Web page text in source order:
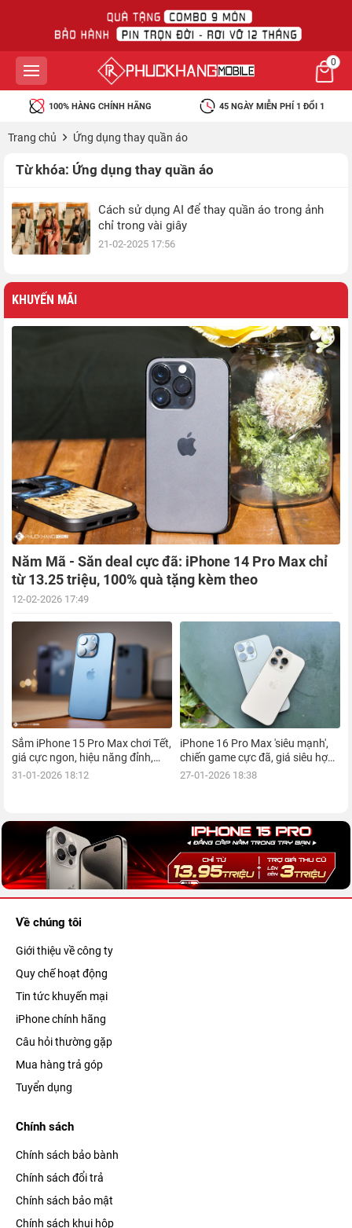
0
100% HÀNG CHÍNH HÃNG 45 NGÀY MIỄN PHÍ 1 ĐỔI 1
Trang chủ Ứng dụng thay quần áo
Từ khóa: Ứng dụng thay quần áo
Cách sử dụng AI để thay quần áo trong ảnh
chỉ trong vài giây
21-02-2025 17:56
KHUYẾN MÃI
Năm Mã - Săn deal cực đã: iPhone 14 Pro Max chỉ
từ 13.25 triệu, 100% quà tặng kèm theo
12-02-2026 17:49
Sắm iPhone 15 Pro Max chơi Tết,
giá cực ngon, hiệu năng đỉnh,
kèm nhiều ưu đãi, mua ngay!
31-01-2026 18:12
iPhone 16 Pro Max 'siêu mạnh',
chiến game cực đã, giá siêu hợp
lý, mua ngay!
27-01-2026 18:38
Về chúng tôi
Giới thiệu về công ty
Quy chế hoạt động
Tin tức khuyến mại
iPhone chính hãng
Câu hỏi thường gặp
Mua hàng trả góp
Tuyển dụng
Chính sách
Chính sách bảo bành
Chính sách đổi trả
Chính sách bảo mật
Chính sách khui hộp